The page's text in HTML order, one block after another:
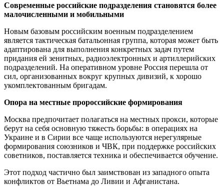
Современные российские подразделения становятся более
малочисленными и мобильными
Новым базовым российским военным подразделением
является тактическая батальонная группа, которая может быть
адаптирована для выполнения конкретных задач путем
придания ей зенитных, радиоэлектронных и артиллерийских
подразделений. На оперативном уровне Россия перешла от
сил, организованных вокруг крупных дивизий, к хорошо
укомплектованным бригадам.
Опора на местные пророссийские формирования
Москва предпочитает полагаться на местных прокси, которые
берут на себя основную тяжесть борьбы: в операциях на
Украине и в Сирии все чаще используются нерегулярные
формирования союзников и ЧВК, при поддержке российских
советников, поставляется техника и обеспечивается обучение.
Этот подход частично был заимствован из западного опыта
конфликтов от Вьетнама до Ливии и Афганистана.